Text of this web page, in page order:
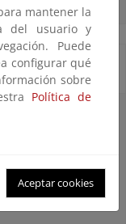
- 2013
mantener la
del usuario y
Puede
configurar qué
sobre
Política de
Aceptar cookies